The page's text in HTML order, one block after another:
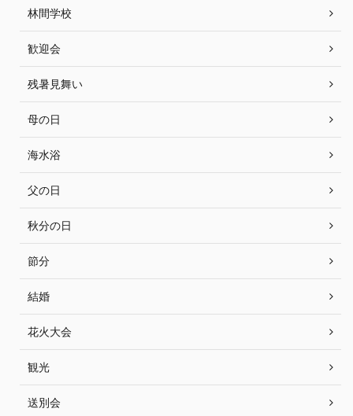
林間学校
歓迎会
残暑見舞い
母の日
海水浴
父の日
秋分の日
節分
結婚
花火大会
観光
送別会